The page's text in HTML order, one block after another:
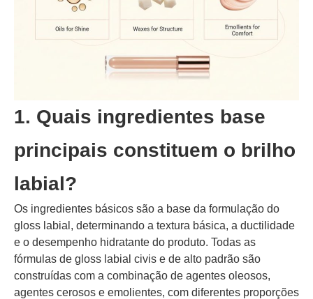
1. Quais ingredientes base
principais constituem o brilho
labial?
Os ingredientes básicos são a base da formulação do
gloss labial, determinando a textura básica, a ductilidade
e o desempenho hidratante do produto. Todas as
fórmulas de gloss labial civis e de alto padrão são
construídas com a combinação de agentes oleosos,
agentes cerosos e emolientes, com diferentes proporções